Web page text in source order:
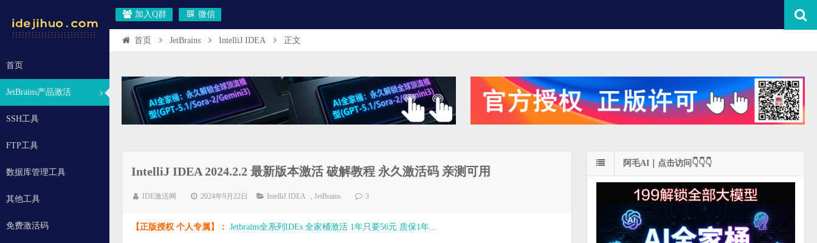
加入Q群 微信
首页
JetBrains产品激活
SSH工具
FTP工具
数据库管理工具
其他工具
免费激活码
首页 JetBrains IntelliJ IDEA 正文
IntelliJ IDEA 2024.2.2 最新版本激活 破解教程 永久激活码 亲测可用
IDE激活网 2024年9月22日 IntelliJ IDEA ,JetBrains 3
【正版授权 个人专属】： Jetbrains全系列IDEs 全家桶激活 1年只要56元 质保1年...
阿毛AI｜点击访问👇👇👇